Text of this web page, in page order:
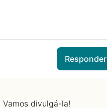
Responder
Vamos divulgá-la!